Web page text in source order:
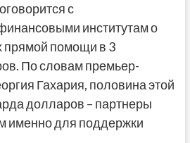
с
институтам о
прямой помощи в 3
По словам премьер-
Гахария, половина этой
долларов – партнеры
именно для поддержки